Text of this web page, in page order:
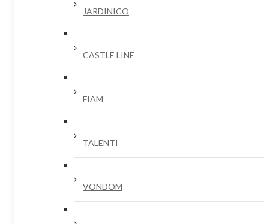
JARDINICO
CASTLE LINE
FIAM
TALENTI
VONDOM